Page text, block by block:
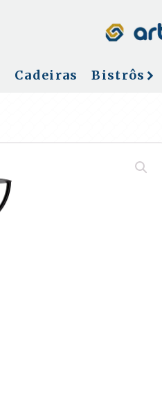
Cadeiras Bistrôs